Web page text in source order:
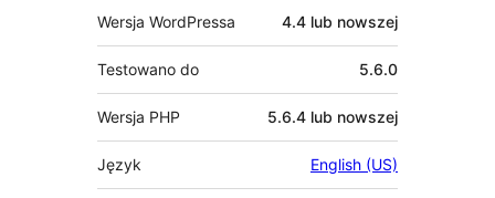
Wersja WordPressa 4.4 lub nowszej
Testowano do 5.6.0
Wersja PHP 5.6.4 lub nowszej
Język English (US)